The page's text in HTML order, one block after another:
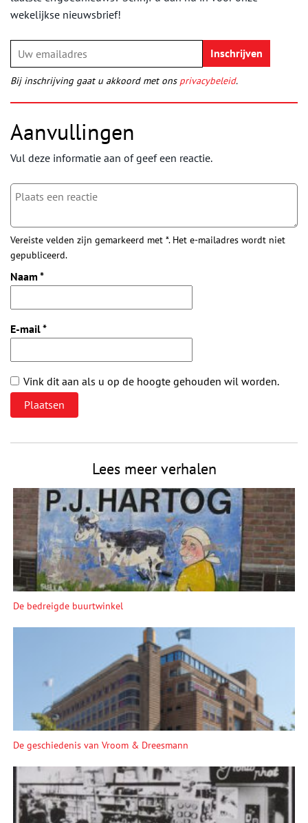
wekelijkse nieuwsbrief!
Bij inschrijving gaat u akkoord met ons privacybeleid.
Aanvullingen
Vul deze informatie aan of geef een reactie.
Vereiste velden zijn gemarkeerd met *. Het e-mailadres wordt niet
gepubliceerd.
Naam *
E-mail*
Vink dit aan als u op de hoogte gehouden wil worden.
Lees meer verhalen
De bedreigde buurtwinkel
De geschiedenis van Vroom & Dreesmann